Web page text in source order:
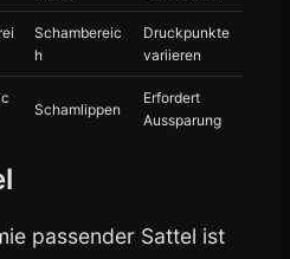
Schambereic
h
Druckpunkte
variieren
Schamlippen
Erfordert
Aussparung
passender Sattel ist